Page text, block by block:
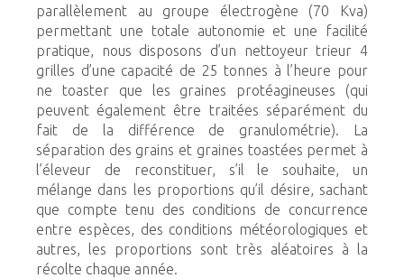
parallèlement au groupe électrogène (70 Kva)
permettant une totale autonomie et une facilité
pratique, nous disposons d’un nettoyeur trieur 4
grilles d’une capacité de 25 tonnes à l’heure pour
ne toaster que les graines protéagineuses (qui
peuvent également être traitées séparément du
fait de la différence de granulométrie). La
séparation des grains et graines toastées permet à
l’éleveur de reconstituer, s’il le souhaite, un
mélange dans les proportions qu’il désire, sachant
que compte tenu des conditions de concurrence
entre espèces, des conditions météorologiques et
autres, les proportions sont très aléatoires à la
récolte chaque année.